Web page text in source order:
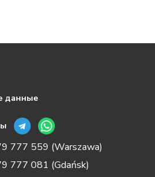
данные
777 559 (Warszawa)
777 081 (Gdańsk)